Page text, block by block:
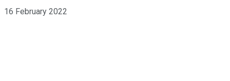
16 February 2022